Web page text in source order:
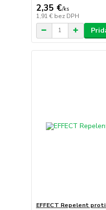
2,35 €/ks
1,91 € bez DPH
EFFECT Repelent